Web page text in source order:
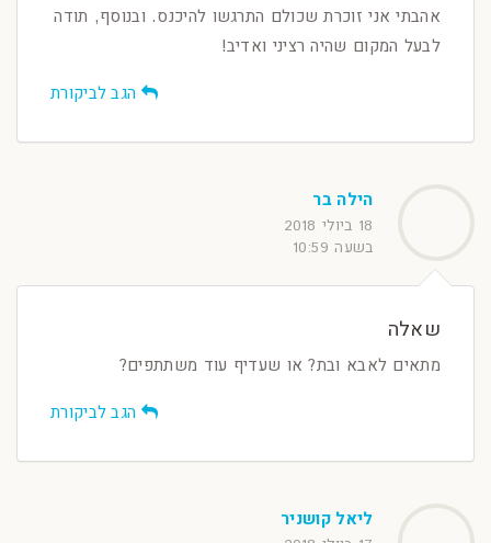
אהבתי אני זוכרת שכולם התרגשו להיכנס. ובנוסף, תודה
לבעל המקום שהיה רציני ואדיב!
הגב לביקורת
הילה בר
18 ביולי 2018
בשעה 10:59
שאלה
מתאים לאבא ובת? או שעדיף עוד משתתפים?
הגב לביקורת
ליאל קושניר